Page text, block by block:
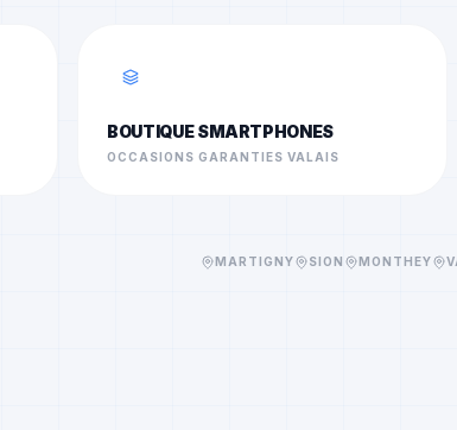
BOUTIQUE SMARTPHONES
OCCASIONS GARANTIES VALAIS
MARTIGNY SION MONTHEY